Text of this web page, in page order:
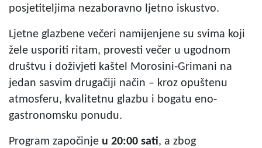
posjetiteljima nezaboravno ljetno iskustvo.
Ljetne glazbene večeri namijenjene su svima koji
žele usporiti ritam, provesti večer u ugodnom
društvu i doživjeti kaštel Morosini-Grimani na
jedan sasvim drugačiji način – kroz opuštenu
atmosferu, kvalitetnu glazbu i bogatu eno-
gastronomsku ponudu.
Program započinje u 20:00 sati, a zbog